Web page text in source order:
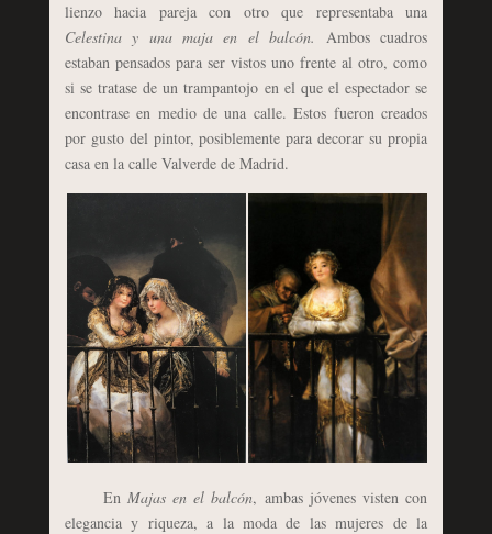
lienzo hacia pareja con otro que representaba una
Celestina y una maja en el balcón. Ambos cuadros
estaban pensados para ser vistos uno frente al otro, como
si se tratase de un trampantojo en el que el espectador se
encontrase en medio de una calle. Estos fueron creados
por gusto del pintor, posiblemente para decorar su propia
casa en la calle Valverde de Madrid.
En Majas en el balcón, ambas jóvenes visten con
elegancia y riqueza, a la moda de las mujeres de la